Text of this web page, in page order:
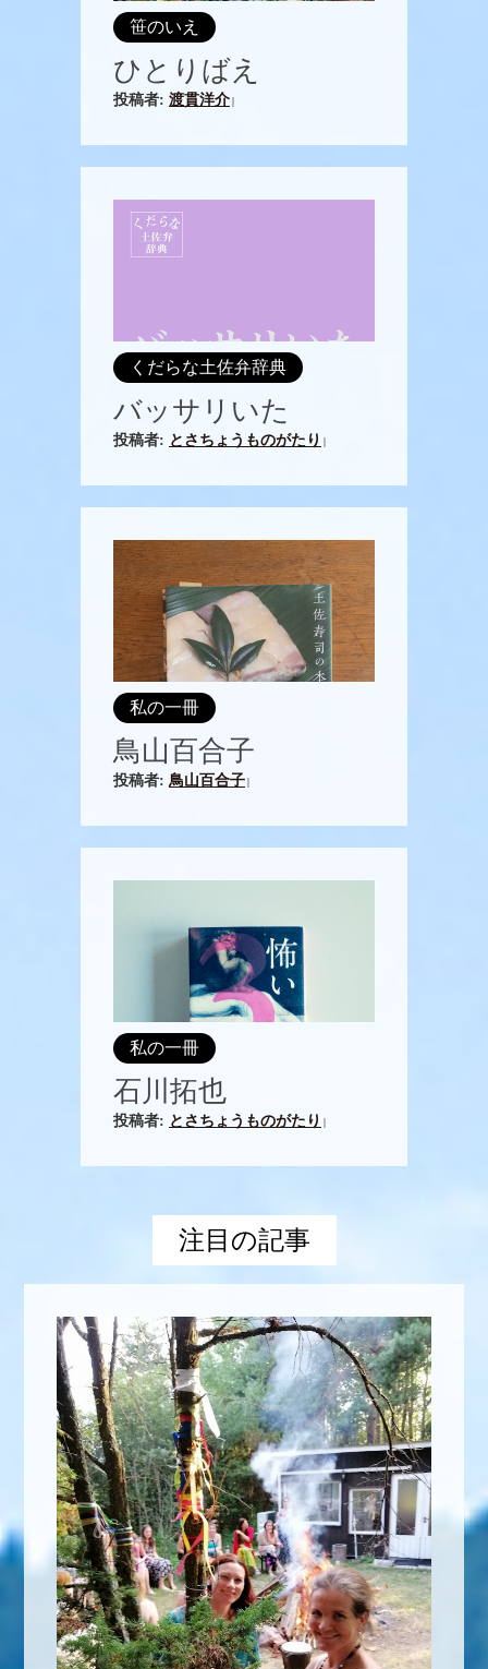
笹のいえ
ひとりばえ
投稿者: 渡貫洋介
くだらな土佐弁辞典
バッサリいた
投稿者: とさちょうものがたり
私の一冊
鳥山百合子
投稿者: 鳥山百合子
私の一冊
石川拓也
投稿者: とさちょうものがたり
注目の記事